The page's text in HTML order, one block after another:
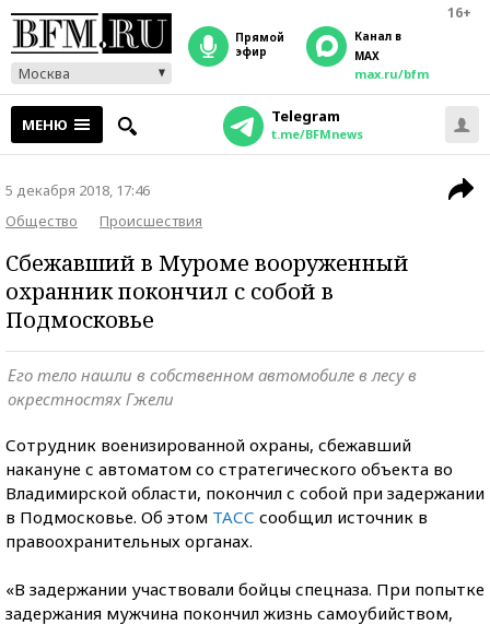
16+
Москва
прямой
эфир
Канал в
MAX
max.ru/bfm
МЕНЮ Telegram
t.me/BFMnews
5 декабря 2018, 17:46
Общество
Происшествия
Сбежавший в Муроме вооруженный
охранник покончил с собой в
Подмосковье
Его тело нашли в собственном автомобиле в лесу в
окрестностях Гжели
Сотрудник военизированной охраны, сбежавший
накануне с автоматом со стратегического объекта во
Владимирской области, покончил с собой при задержании
в Подмосковье. Об этом ТАСС сообщил источник в
правоохранительных органах.
«В задержании участвовали бойцы спецназа. При попытке
задержания мужчина покончил жизнь самоубийством,